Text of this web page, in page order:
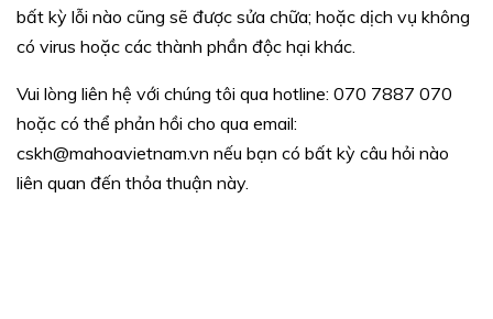
bất kỳ lỗi nào cũng sẽ được sửa chữa; hoặc dịch vụ không
có virus hoặc các thành phần độc hại khác.
Vui lòng liên hệ với chúng tôi qua hotline: 070 7887 070
hoặc có thể phản hồi cho qua email:
cskh@mahoavietnam.vn nếu bạn có bất kỳ câu hỏi nào
liên quan đến thỏa thuận này.